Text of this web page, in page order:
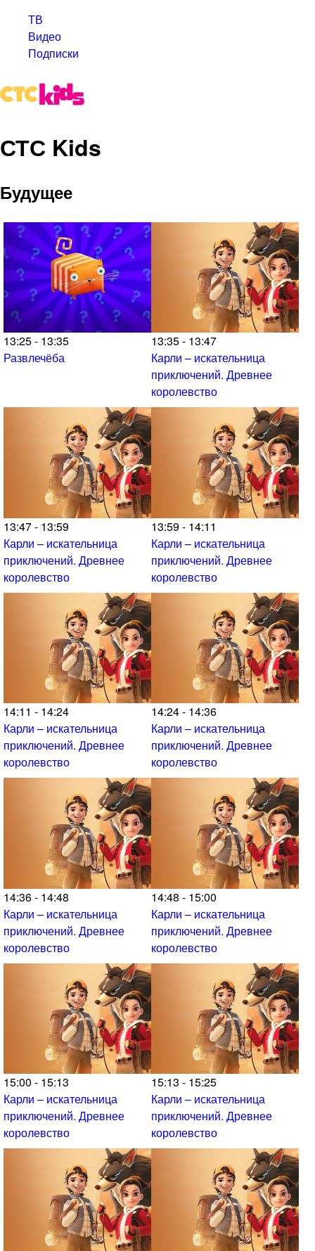
ТВ
Видео
Подписки
СТС Kids
Будущее
13:25 - 13:35
Развлечёба
13:35 - 13:47
Карли – искательница
приключений. Древнее
королевство
13:47 - 13:59
Карли – искательница
приключений. Древнее
королевство
13:59 - 14:11
Карли – искательница
приключений. Древнее
королевство
14:11 - 14:24
Карли – искательница
приключений. Древнее
королевство
14:24 - 14:36
Карли – искательница
приключений. Древнее
королевство
14:36 - 14:48
Карли – искательница
приключений. Древнее
королевство
14:48 - 15:00
Карли – искательница
приключений. Древнее
королевство
15:00 - 15:13
Карли – искательница
приключений. Древнее
королевство
15:13 - 15:25
Карли – искательница
приключений. Древнее
королевство